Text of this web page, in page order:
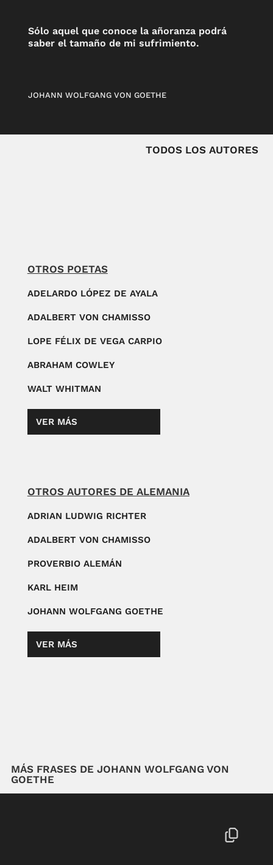
Sólo aquel que conoce la añoranza podrá
saber el tamaño de mi sufrimiento.
JOHANN WOLFGANG VON GOETHE
TODOS LOS AUTORES
OTROS POETAS
ADELARDO LÓPEZ DE AYALA
ADALBERT VON CHAMISSO
LOPE FÉLIX DE VEGA CARPIO
ABRAHAM COWLEY
WALT WHITMAN
VER MÁS
OTROS AUTORES DE ALEMANIA
ADRIAN LUDWIG RICHTER
ADALBERT VON CHAMISSO
PROVERBIO ALEMÁN
KARL HEIM
JOHANN WOLFGANG GOETHE
VER MÁS
MÁS FRASES DE JOHANN WOLFGANG VON
GOETHE